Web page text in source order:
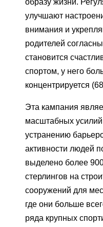
образу жизни.
улучшают
внимания и
родителей
становится
спортом, у него
концентрируется
Эта кампания
масштабных
устранению
активности людей
выделено более
стерлингов на
сооружений для
где они больше
ряда крупных